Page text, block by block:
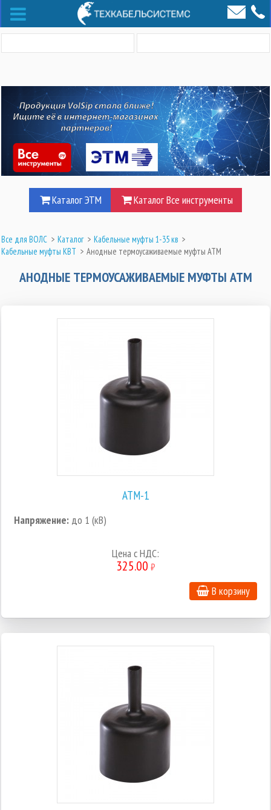
Каталог ЭТМ Каталог Все инструменты
Все для ВОЛС > Каталог > Кабельные муфты 1-35 кв >
Кабельные муфты КВТ > Анодные термоусаживаемые муфты АТМ
АНОДНЫЕ ТЕРМОУСАЖИВАЕМЫЕ МУФТЫ АТМ
АТМ-1
Напряжение: до 1 (кВ)
Цена c НДС:
325.00 ₽
В корзину